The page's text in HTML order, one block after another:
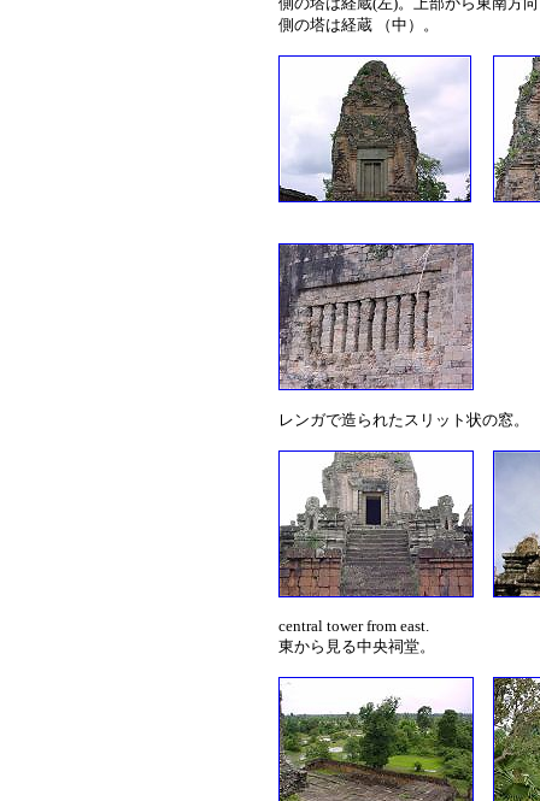
側の塔は経蔵 （中）。
レンガで造られたスリット状の窓。
central tower from east.
東から見る中央祠堂。